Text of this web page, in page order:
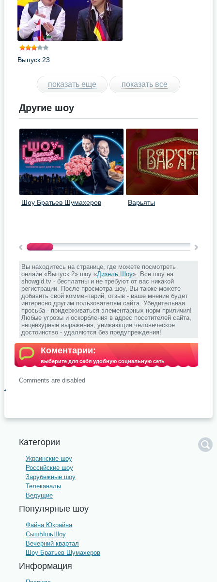
Выпуск 23
показать еще показать все
Другие шоу
Шоу Братьев Шумахеров Варьяты
Вы находитесь на странице, где можете посмотреть
онлайн «Выпуск 2» шоу «Дизель Шоу». Все шоу на
showgid.tv - бесплатны и не требуют от вас никакой
регистрации. После просмотра шоу, Вы также можете
добавить свой комментарий, отзыв - ваше мнение будет
интересно другим пользователям сайта. Убедительная
просьба - придерживаться элементарных норм приличия!
Любые угрозы и оскорбления в адрес посетителей сайта,
нецензурные выражения, унижающие человеческое
достоинство - удаляются без предупреждения!
Коментарии:
выберите для себя удобную социальную сеть
Comments are disabled
.
Категории
Украинские шоу
Российские шоу
Зарубежные шоу
Телеканалы
Ведущие
Популярные шоу
Файна Юкрайна
СышЫшьШоу
Вечерний квартал
Шоу Братьев Шумахеров
Информация